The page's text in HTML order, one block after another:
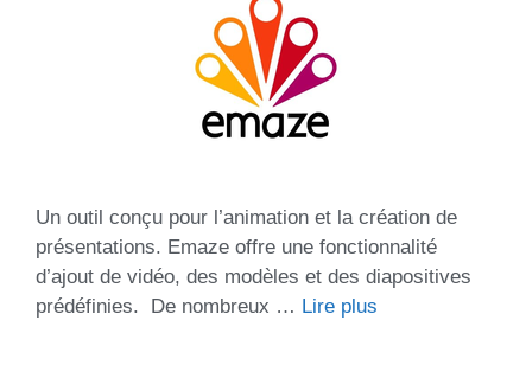
Un outil conçu pour l’animation et la création de
présentations. Emaze offre une fonctionnalité
d’ajout de vidéo, des modèles et des diapositives
prédéfinies. De nombreux … Lire plus